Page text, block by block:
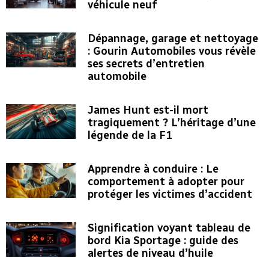
véhicule neuf
Dépannage, garage et nettoyage
: Gourin Automobiles vous révèle
ses secrets d’entretien
automobile
James Hunt est-il mort
tragiquement ? L’héritage d’une
légende de la F1
Apprendre à conduire : Le
comportement à adopter pour
protéger les victimes d’accident
Signification voyant tableau de
bord Kia Sportage : guide des
alertes de niveau d’huile